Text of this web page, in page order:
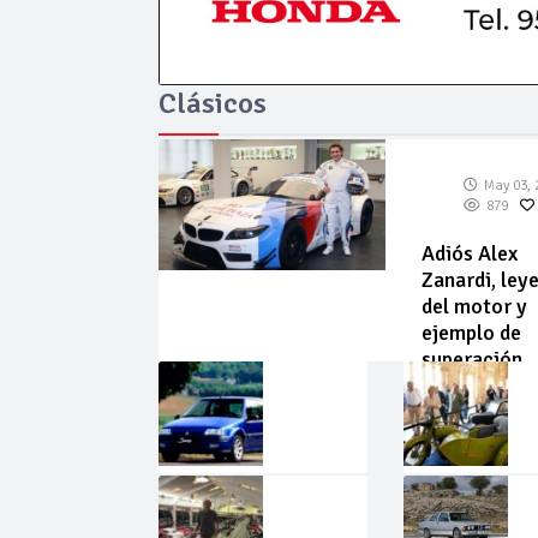
Clásicos
May 03,
879
Adiós Alex
Zanardi,
del motor y
ejemplo de
superación
May
Abr